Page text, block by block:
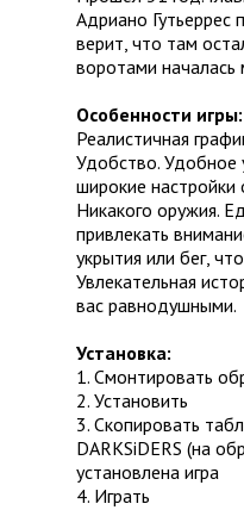
Адриано Гутьеррес
верит, что там
воротами началась
Особенности игры:
Реалистичная
Удобство. Удобное
широкие настройки
Никакого оружия.
привлекать
укрытия или бег,
Увлекательная
вас равнодушными.
Установка:
1. Смонтировать
2. Установить
3. Скопировать
DARKSiDERS (на
установлена игра
4. Играть